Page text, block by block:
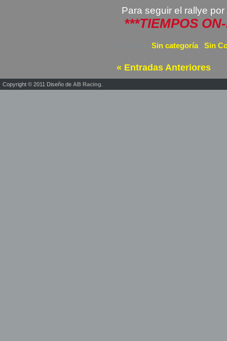
Para seguir el rallye
***TIEMPOS
Sin categoría Sin
« Entradas Anteriores
Copyright © 2011 Diseño de AB Racing